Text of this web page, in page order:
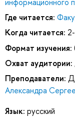
Где читается:
Когда читается:
Формат изучения:
Охват аудитории:
Преподаватели:
Александра
Язык: русский